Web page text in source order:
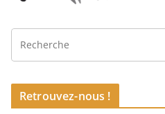
Retrouvez-nous !